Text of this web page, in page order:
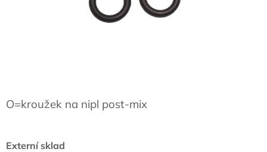
Externí sklad
O=kroužek na nipl post-mix